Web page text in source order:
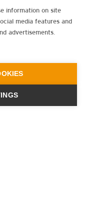
information on site
media features and
advertisements.